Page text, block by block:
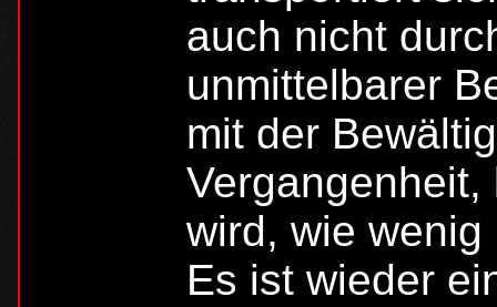
auch nicht
unmittelbarer
mit der
wird, wie
Es ist wieder